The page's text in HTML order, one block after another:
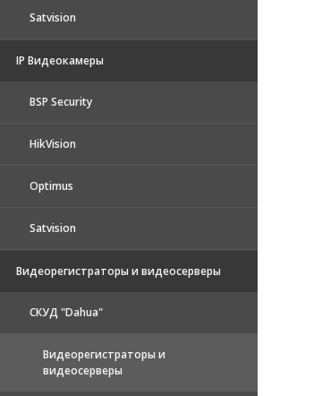
Satvision
IP Видеокамеры
BSP Security
HikVision
Optimus
Satvision
Видеорегистраторы и видеосерверы
CКУД "Dahua"
Видеорегистраторы и
видеосерверы